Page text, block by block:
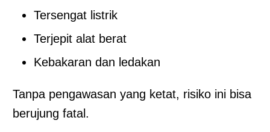
Tersengat listrik
Terjepit alat berat
Kebakaran dan ledakan
Tanpa pengawasan yang ketat, risiko ini bisa
berujung fatal.